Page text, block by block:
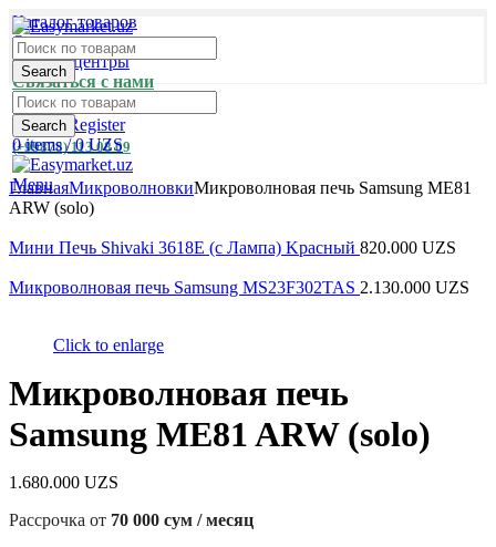
Каталог товаров
Оплата и доставка
Сервис-центры
Связаться с нами
(+99878) 113 08 09
Search
Login / Register
0items/ 0UZS
Menu
Search
ГлавнаяМикроволновкиМикроволновая печь Samsung ME81
ARW (solo)
Мини Печь Shivaki 3618E (с Лампа) Kраcный 820.000 UZS
Микроволновая печь Samsung MS23F302TAS 2.130.000 UZS
Click to enlarge
Микроволновая печь
Samsung ME81 ARW (solo)
1.680.000 UZS
Рассрочка от 70 000 сум / месяц